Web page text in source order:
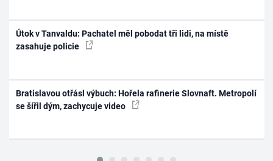
Útok v Tanvaldu: Pachatel měl pobodat tři lidi, na místě
zasahuje policie
Bratislavou otřásl výbuch: Hořela rafinerie Slovnaft. Metropolí
se šířil dým, zachycuje video